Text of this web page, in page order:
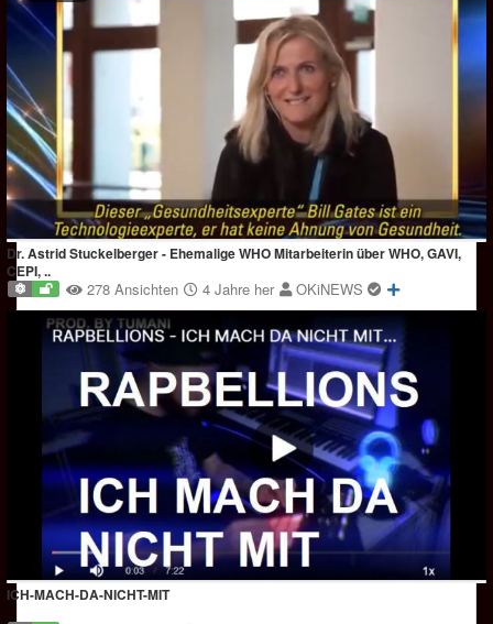
Dr. Astrid Stuckelberger - Ehemalige WHO Mitarbeiterin über WHO, GAVI,
CEPI, ..
278 Ansichten 4 Jahre her OKiNEWS
ICH-MACH-DA-NICHT-MIT